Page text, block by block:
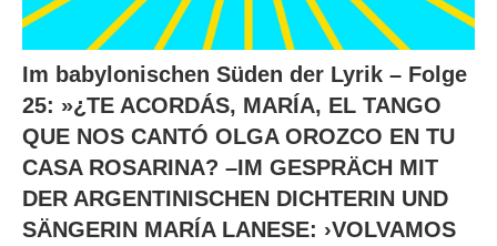
Im babylonischen Süden der Lyrik – Folge
25: »¿TE ACORDÁS, MARÍA, EL TANGO
QUE NOS CANTÓ OLGA OROZCO EN TU
CASA ROSARINA? –IM GESPRÄCH MIT
DER ARGENTINISCHEN DICHTERIN UND
SÄNGERIN MARÍA LANESE: ›VOLVAMOS